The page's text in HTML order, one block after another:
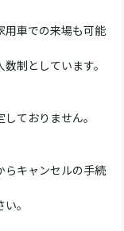
用車での来場も可能
制としています。
ておりません。
キャンセルの手続
。